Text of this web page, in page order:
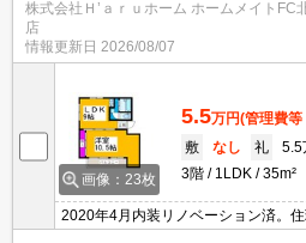
株式会社Ｈ’ａｒｕホーム ホームメイトFC
店
情報更新日 2026/08/07
画像：23枚
5.5万円(管理費等
敷
なし 礼
5.5
3階
1LDK 35m²
2020年4月内装リノベーション済。
ください。